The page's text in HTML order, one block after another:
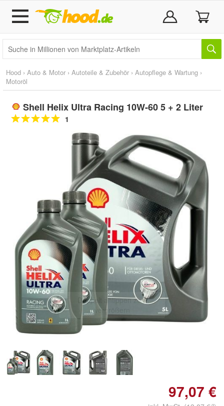
Hood › Auto & Motor › Autoteile & Zubehör › Autopflege & Wartung ›
Motoröl
Shell Helix Ultra Racing 10W-60 5 + 2 Liter
1
Doppelt antippen zum
vergrößern
97,07 €